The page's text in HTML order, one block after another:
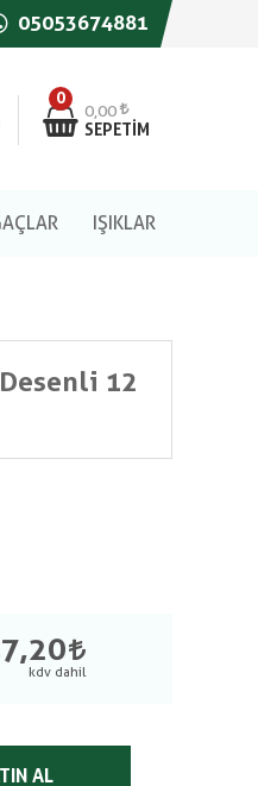
05053674881
0
0,00
SEPETIM
IŞIKLAR
12
AL